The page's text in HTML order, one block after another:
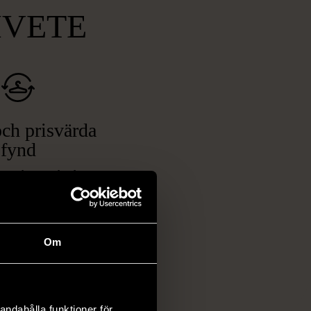
Om
prisvärda
fynd
ett brett utbud av
kläder och möbler
elektronik i våra
föremål som
vanliga butiker.